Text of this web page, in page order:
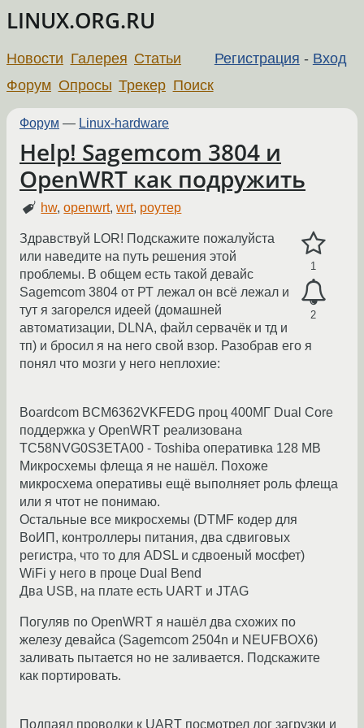
LINUX.ORG.RU
Регистрация - Вход
Новости Галерея Статьи
Форум Опросы Трекер Поиск
Форум — Linux-hardware
Help! Sagemcom 3804 и
OpenWRT как подружить
hw,openwrt,wrt, роутер
1
2
Здравствуй LOR! Подскажите пожалуйста
или наведите на путь решения этой
проблемы. В общем есть такой девайс
Sagemcom 3804 от РТ лежал он всё лежал и
тут я загорелся идеей (домашней
автоматизации, DLNA, файл сервачёк и тд и
тп) и бросил я на него свой взор. Разобрав его я
понял что мозги у него неплохие:
Boardcom BCM6362VKFEDG проц 400МГ Dual Core
поддержка у OpenWRT реализована
TC58NVG0S3ETA00 - Toshiba оперативка 128 MB
Микросхемы флеща я не нашёл. Похоже
микросхема оперативы ещё выполняет роль флеща
или я чтот не понимаю.
Oстальные все микросхемы (DTMF кодер для
ВоИП, контроллеры питания, два сдвиговых
регистра, что то для ADSL и сдвоеный мосфет)
WiFi у него в проце Dual Bend
Два USB, на плате есть UART и JTAG
Погуляв по OpenWRT я нашёл два схожих по
железу девайса (Sagemcom 2504n и NEUFBOX6)
заливать пытается но не заливается. Подскажите
как портировать.
Подпаял проводки к UART посмотрел лог загрузки и